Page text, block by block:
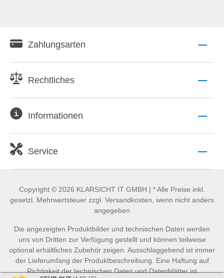
Zahlungsarten
Rechtliches
Informationen
Service
Copyright © 2026 KLARSICHT IT GMBH | * Alle Preise inkl.
gesetzl. Mehrwertsteuer zzgl. Versandkosten, wenn nicht anders
angegeben
Die angezeigten Produktbilder und technischen Daten werden
uns von Dritten zur Verfügung gestellt und können teilweise
optional erhältliches Zubehör zeigen. Ausschlaggebend ist immer
der Lieferumfang der Produktbeschreibung. Eine Haftung auf
Richtigkeit der technischen Daten und Datenblätter ist